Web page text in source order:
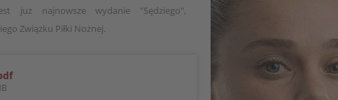
już najnowsze wydanie "Sędziego",
Związku Piłki Nożnej.